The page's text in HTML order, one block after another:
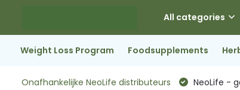
All categories
Weight Loss Program Foodsupplements
Onafhankelijke NeoLife distributeurs NeoLife -